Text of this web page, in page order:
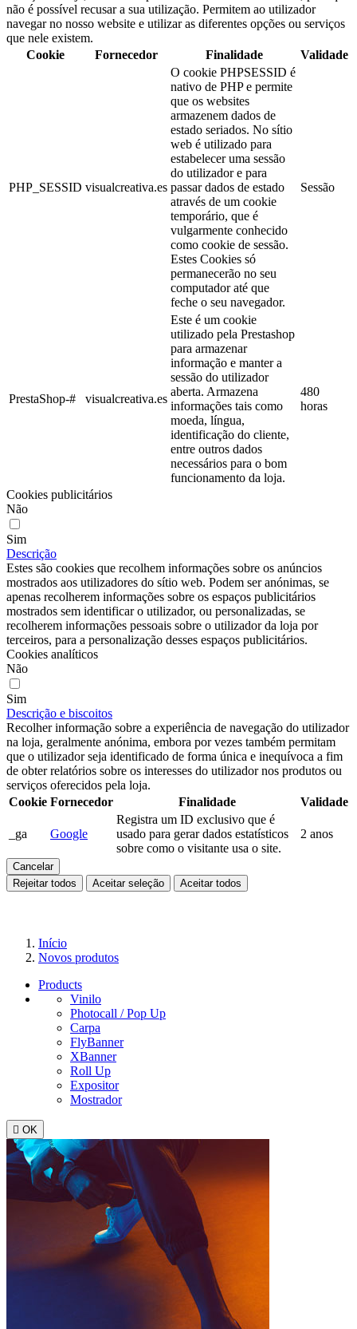
não é possível recusar a sua utilização. Permitem ao utilizador
navegar no nosso website e utilizar as diferentes opções ou serviços
que nele existem.
Cookie
Fornecedor Finalidade Validade
PHP_SESSID visualcreativa.es
O cookie PHPSESSID é
nativo de PHP e permite
que os websites
armazenem dados de
estado seriados. No sítio
web é utilizado para
estabelecer uma sessão
do utilizador e para
passar dados de estado
através de um cookie
temporário, que é
vulgarmente conhecido
como cookie de sessão.
Estes Cookies só
permanecerão no seu
computador até que
feche o seu navegador.
Sessão
PrestaShop-# visualcreativa.es
Este é um cookie
utilizado pela Prestashop
para armazenar
informação e manter a
sessão do utilizador
aberta. Armazena
informações tais como
moeda, língua,
identificação do cliente,
entre outros dados
necessários para o bom
funcionamento da loja.
480
horas
Cookies publicitários
Não
Sim
Descrição
Estes são cookies que recolhem informações sobre os anúncios
mostrados aos utilizadores do sítio web. Podem ser anónimas, se
apenas recolherem informações sobre os espaços publicitários
mostrados sem identificar o utilizador, ou personalizadas, se
recolherem informações pessoais sobre o utilizador da loja por
terceiros, para a personalização desses espaços publicitários.
Cookies analíticos
Não
Sim
Descrição e biscoitos
Recolher informação sobre a experiência de navegação do utilizador
na loja, geralmente anónima, embora por vezes também permitam
que o utilizador seja identificado de forma única e inequívoca a fim
de obter relatórios sobre os interesses do utilizador nos produtos ou
serviços oferecidos pela loja.
Cookie Fornecedor Finalidade Validade
_ga Google
Registra um ID exclusivo que é
usado para gerar dados estatísticos
sobre como o visitante usa o site.
2 anos
Cancelar
Rejeitar todos
Aceitar seleção Aceitar todos
Início
Novos produtos
Products
Vinilo
Photocall / Pop Up
Carpa
FlyBanner
XBanner
Roll Up
Expositor
Mostrador
 OK